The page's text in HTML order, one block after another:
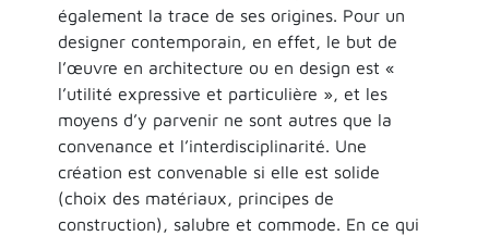
également la trace de ses origines. Pour un
designer contemporain, en effet, le but de
l’œuvre en architecture ou en design est «
l’utilité expressive et particulière », et les
moyens d’y parvenir ne sont autres que la
convenance et l’interdisciplinarité. Une
création est convenable si elle est solide
(choix des matériaux, principes de
construction), salubre et commode. En ce qui